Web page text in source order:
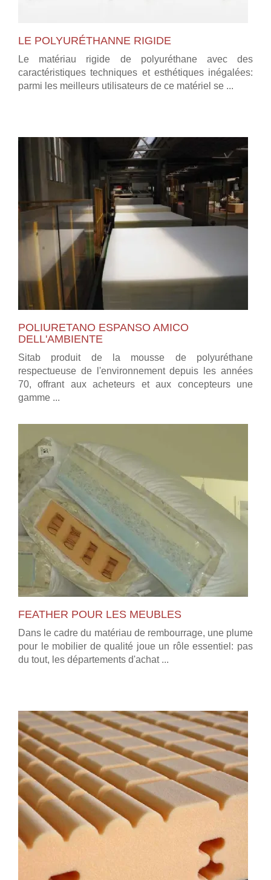
LE POLYURÉTHANNE RIGIDE
Le matériau rigide de polyuréthane avec des
caractéristiques techniques et esthétiques inégalées:
parmi les meilleurs utilisateurs de ce matériel se ...
POLIURETANO ESPANSO AMICO
DELL'AMBIENTE
Sitab produit de la mousse de polyuréthane
respectueuse de l'environnement depuis les années
70, offrant aux acheteurs et aux concepteurs une
gamme ...
FEATHER POUR LES MEUBLES
Dans le cadre du matériau de rembourrage, une plume
pour le mobilier de qualité joue un rôle essentiel: pas
du tout, les départements d'achat ...